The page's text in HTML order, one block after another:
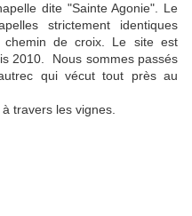
dite "Sainte Agonie". Le
strictement identiques
chemin de croix. Le site est
2010. Nous sommes passés
qui vécut tout près au
travers les vignes.